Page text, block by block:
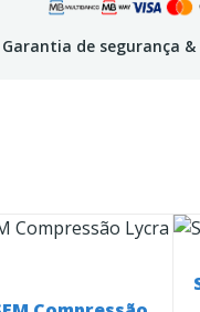
Garantia de segurança